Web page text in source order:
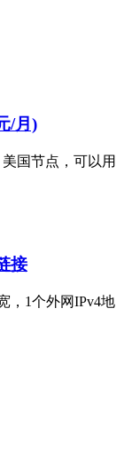
/月)
国节点，可以用
接
，1个外网IPv4地